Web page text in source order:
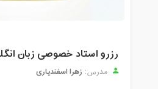
مدرس: زهرا اسفندیاری